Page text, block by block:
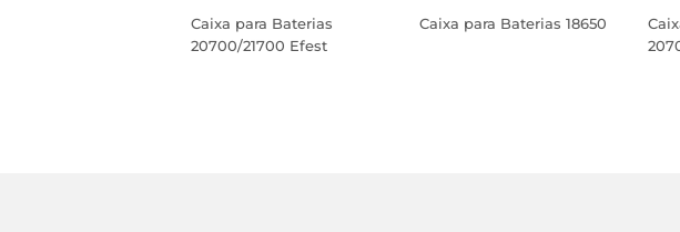
Caixa para Baterias
20700/21700 Efest
Caixa para Baterias 18650